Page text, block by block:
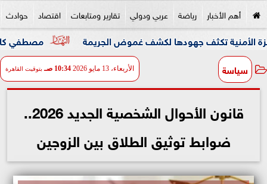
أهم الأخبار رياضة عربي ودولي تقارير ومتابعات اقتصاد حوادث
مصطفي كامل يعلن جهودها لكشف غموض الجريمة
سياسة الأربعاء، 13 مايو 2026 10:34 صـ بتوقيت القاهرة
قانون الأحوال الشخصية الجديد 2026..
ضوابط توثيق الطلاق بين الزوجين